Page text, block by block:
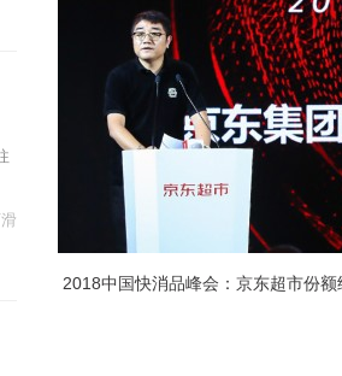
2018中国快消品峰会：京东超市份额